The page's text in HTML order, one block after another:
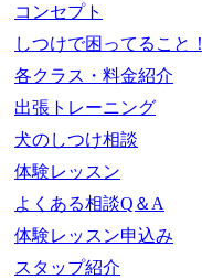
コンセプト
しつけで困ってること！
各クラス・料金紹介
出張トレーニング
犬のしつけ相談
体験レッスン
よくある相談Q＆A
体験レッスン申込み
スタップ紹介